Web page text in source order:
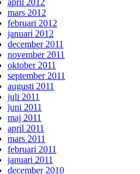
april 2012
mars 2012
februari 2012
januari 2012
december 2011
november 2011
oktober 2011
september 2011
augusti 2011
juli 2011
juni 2011
maj 2011
april 2011
mars 2011
februari 2011
januari 2011
december 2010